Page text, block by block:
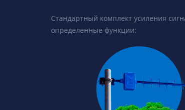
Стандартный комплект усиления
определенные функции: